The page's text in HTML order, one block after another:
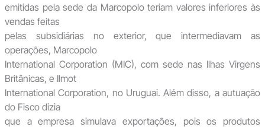
emitidas pela sede da Marcopolo teriam valores inferiores às
vendas feitas
pelas subsidiárias no exterior, que intermediavam as
operações, Marcopolo
International Corporation (MIC), com sede nas Ilhas Virgens
Britânicas, e Ilmot
International Corporation, no Uruguai. Além disso, a autuação
do Fisco dizia
que a empresa simulava exportações, pois os produtos